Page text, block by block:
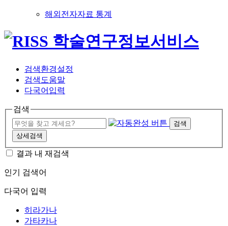
해외전자자료 통계
검색환경설정
검색도움말
다국어입력
검색
검색
상세검색
결과 내 재검색
인기 검색어
다국어 입력
히라가나
가타카나